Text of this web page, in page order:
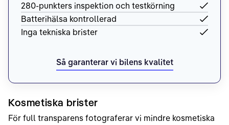
280-punkters inspektion och testkörning
Batterihälsa kontrollerad
Inga tekniska brister
Så garanterar vi bilens kvalitet
Kosmetiska brister
För full transparens fotograferar vi mindre kosmetiska